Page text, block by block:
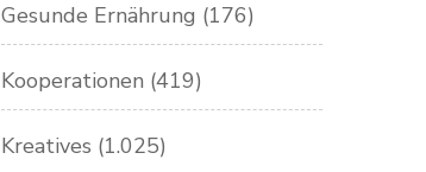
Gesunde Ernährung (176)
Kooperationen (419)
Kreatives (1.025)